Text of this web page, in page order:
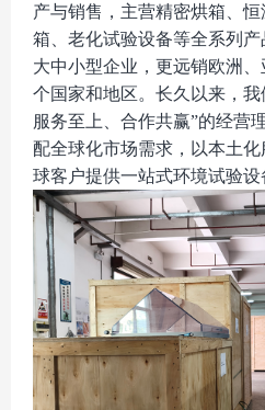
产与销售，主营精密烘箱、
箱、老化试验设备等全系列
大中小型企业，更远销欧洲
个国家和地区。长久以来，
服务至上、合作共赢”的经营
配全球化市场需求，以本土
球客户提供一站式环境试验设